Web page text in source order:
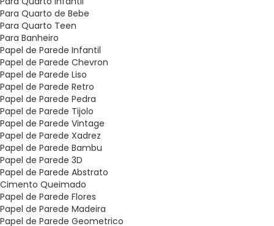
Para Quarto de Bebe
Para Quarto Teen
Para Banheiro
Papel de Parede Infantil
Papel de Parede Chevron
Papel de Parede Liso
Papel de Parede Retro
Papel de Parede Pedra
Papel de Parede Tijolo
Papel de Parede Vintage
Papel de Parede Xadrez
Papel de Parede Bambu
Papel de Parede 3D
Papel de Parede Abstrato
Cimento Queimado
Papel de Parede Flores
Papel de Parede Madeira
Papel de Parede Geometrico